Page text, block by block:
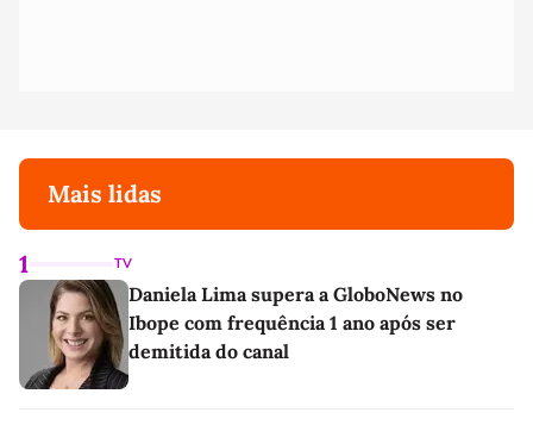
Mais lidas
1 TV
Daniela Lima supera a GloboNews no
Ibope com frequência 1 ano após ser
demitida do canal